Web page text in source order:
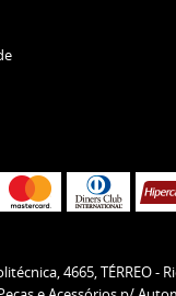
4665, TÉRREO-